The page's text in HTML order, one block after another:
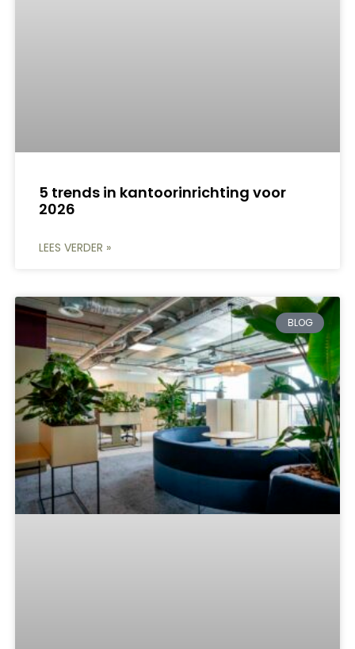
5 trends in kantoorinrichting voor
2026
LEES VERDER »
BLOG